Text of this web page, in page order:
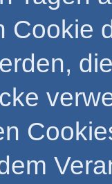
Cookie